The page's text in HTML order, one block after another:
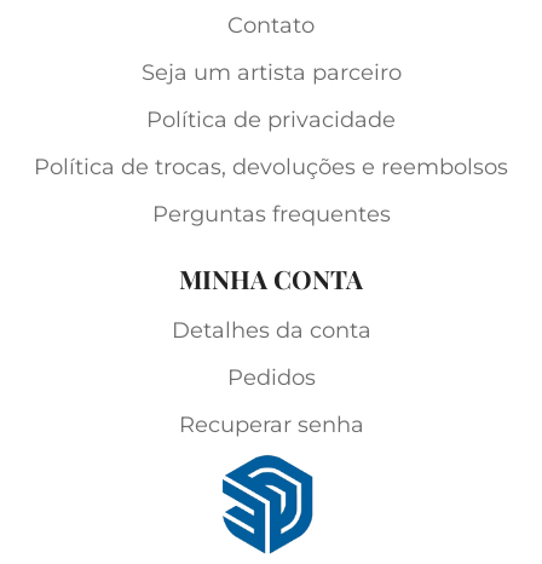
Contato
Seja um artista parceiro
Política de privacidade
Política de trocas, devoluções e reembolsos
Perguntas frequentes
MINHA CONTA
Detalhes da conta
Pedidos
Recuperar senha